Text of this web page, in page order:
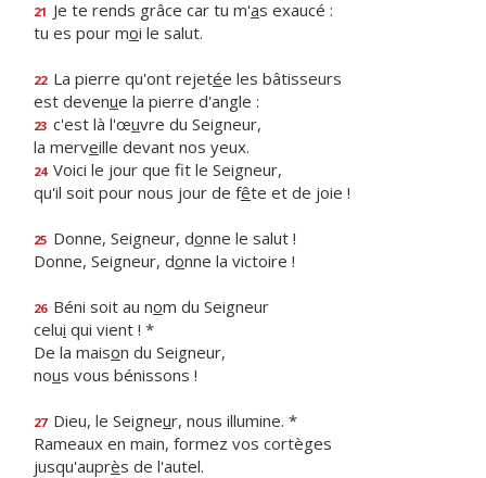
21 Je te rends grâce car tu m'as exaucé :
tu es pour moi le salut.
22 La pierre qu'ont rejetée les bâtisseurs
est devenue la pierre d'angle :
23 c'est là l'œuvre du Seigneur,
la merveille devant nos yeux.
24 Voici le jour que ft le Seigneur,
qu'il soit pour nous jour de fête et de joie !
25 Donne, Seigneur, donne le salut !
Donne, Seigneur, donne la victoire !
26 Béni soit au nom du Seigneur
celui qui vient ! *
De la maison du Seigneur,
nous vous bénissons !
27 Dieu, le Seigneur, nous illumine. *
Rameaux en main, formez vos cortèges
jusqu'auprès de l'autel.